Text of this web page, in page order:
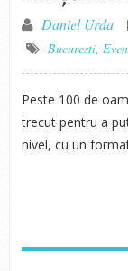
Daniel Urda
Bucuresti,
Peste 100 de
trecut pentru a
nivel, cu un